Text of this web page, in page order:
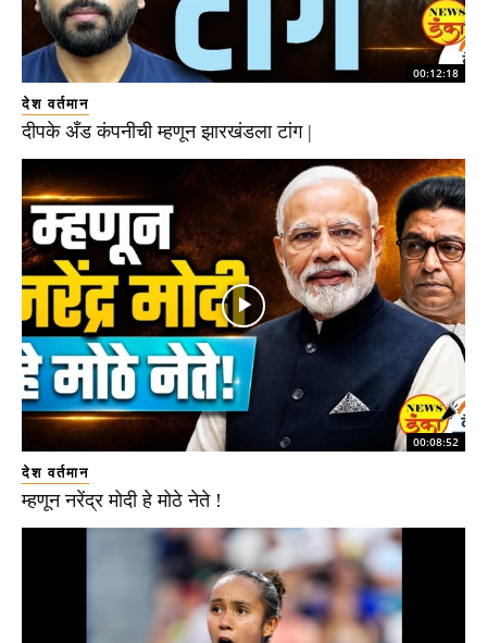
00:12:18
देश वर्तमान
दीपके अँड कंपनीची म्हणून झारखंडला टांग |
00:08:52
देश वर्तमान
म्हणून नरेंद्र मोदी हे मोठे नेते !